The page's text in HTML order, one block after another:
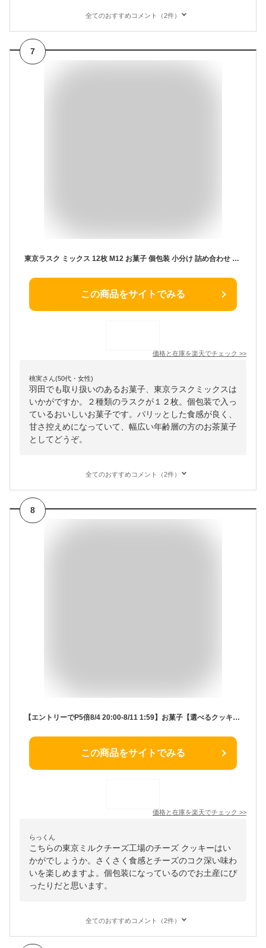
全てのおすすめコメント（2件）
7
東京ラスク ミックス 12枚 M12 お菓子 個包装 小分け 詰め合わせ 東京土産 ラスク 菓子折り 洋菓子 焼き菓子 スイーツ おやつ 退職 プチギフト ギフト プレゼント 内祝い お返し 出産 結婚 香典返し 卒業 異動 お礼 手土産 挨拶 ホワイトデー お返し
この商品をサイトでみる
価格と在庫を楽天でチェック >>
桃実さん(50代・女性)
羽田でも取り扱いのあるお菓子、東京ラスクミックスは
いかがですか。２種類のラスクが１２枚。個包装で入っ
ているおいしいお菓子です。パリッとした食感が良く、
甘さ控えめになっていて、幅広い年齢層の方のお茶菓子
としてどうぞ。
全てのおすすめコメント（2件）
8
【エントリーでP5倍8/4 20:00-8/11 1:59】お菓子【選べるクッキー9枚】東京ミルクチーズ工場 個包装 可愛い おしゃれ クッキー チーズ 焼き菓子 洋菓子 プレゼント ギフト 内祝い お返し お祝い お礼 職場 退職 ご挨拶 菓子折り 東京 お土産 手土産 人気 お中元 御中元
この商品をサイトでみる
価格と在庫を楽天でチェック >>
らっくん
こちらの東京ミルクチーズ工場のチーズ クッキーはい
かがでしょうか。さくさく食感とチーズのコク深い味わ
いを楽しめますよ。個包装になっているのでお土産にぴ
ったりだと思います。
全てのおすすめコメント（2件）